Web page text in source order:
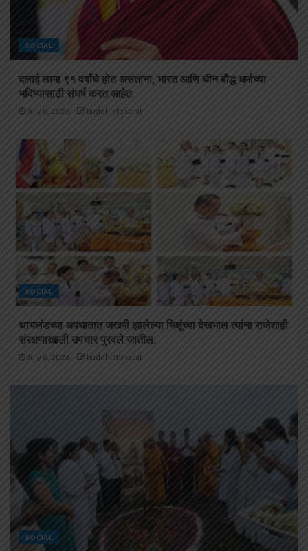
SOCIAL
दलाई लामा ९१ वर्षांचे होत असताना, भारत आणि चीन बौद्ध धर्माच्या
भविष्यासाठी संघर्ष करत आहेत
July 8, 2026 buddhistbharat
SOCIAL
थायलंडच्या अपघातात जखमी झालेल्या भिक्षूंच्या देखभाल त्यांना राजेशाही
संरक्षणाखाली उपचार पुरवले जातील.
July 6, 2026 buddhistbharat
SOCIAL